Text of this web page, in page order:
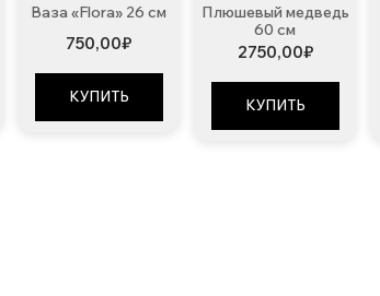
Ваза «Flora» 26 см
750,00₽
КУПИТЬ
Плюшевый медведь
60 см
2750,00₽
КУПИТЬ